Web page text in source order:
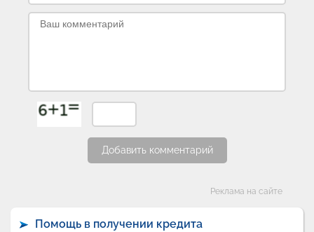
Добавить комментарий
Реклама на сайте
Помощь в получении кредита